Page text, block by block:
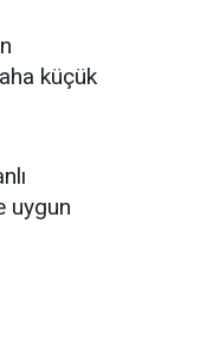
küçük
uygun